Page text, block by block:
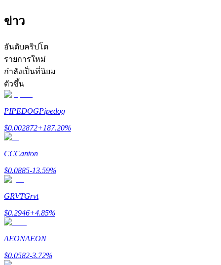
ข้อมูล
การวิเคราะห์ข้อมูลขนาดใหญ่ รวมถึงข้อมูลการค้า ฯลฯ
แนะนำ
ข่าว
อันดับคริปโต
รายการใหม่
กำลังเป็นที่นิยม
ตัวขึ้น
PIPEDOGPipedog
$0.002872+187.20%
CCCanton
$0.0885-13.59%
GRVTGrvt
$0.2946+4.85%
AEONAEON
$0.0582-3.72%